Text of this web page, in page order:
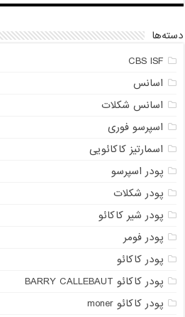
دسته‌ها
CBS ISF
اسانس
اسانس شکلات
اسپرسو فوری
اسمارتیز کاکائویی
پودر اسپرسو
پودر شکلات
پودر شیر کاکائو
پودر فومر
پودر کاکائو
پودر کاکائو BARRY CALLEBAUT
پودر کاکائو moner